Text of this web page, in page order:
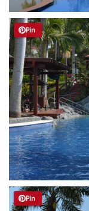
Pin
Pin